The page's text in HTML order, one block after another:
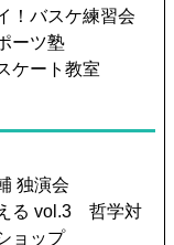
！バスケ練習会
ーツ塾
ケート教室
独演会
る vol.3 哲学対
ョップ